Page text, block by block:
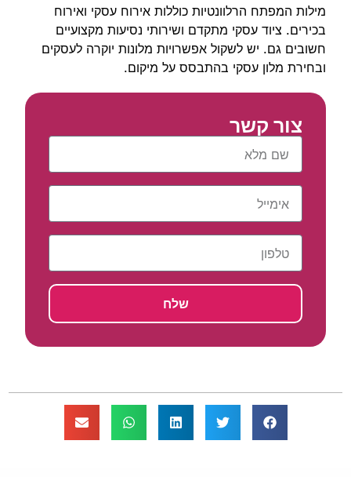
צור קשר
שלח
מילות המפתח הרלוונטיות כוללות אירוח עסקי ואירוח
בכירים. ציוד עסקי מתקדם ושירותי נסיעות מקצועיים
חשובים גם. יש לשקול אפשרויות מלונות יוקרה לעסקים
ובחירת מלון עסקי בהתבסס על מיקום.